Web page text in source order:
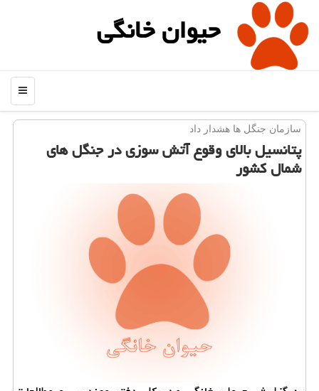
حیوان خانگی
منو
سازمان جنگل ها هشدار داد
پتانسیل بالای وقوع آتش سوزی در جنگل های
شمال كشور